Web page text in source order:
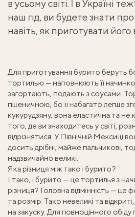
в усьому світі. І в Україні
наш гід, ви будете знати
навіть, як приготувати його
Для приготування бурито беруть
тортилью — наповнюють її
загортають, подають з соусами.
пшеничною, бо її набагато легше
кукурудзяну, вона еластична та не
того, де ви знаходитесь у світі,
відрізнятися. У Північній Мексиці
досить дрібні, майже пальчикові,
надзвичайно великі.
Яка різниця між тако і бурито?
І тако, і бурито — це тортилья з
різниця? Головна відмінність — це
та розмір. Тако невеликі та
на закуску. Для повноцінного обіду